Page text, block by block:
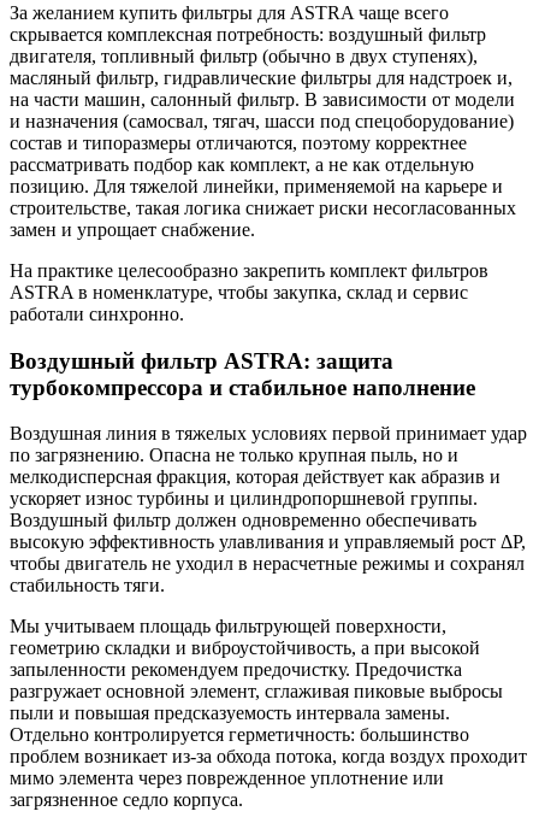
За желанием купить фильтры для ASTRA чаще всего
скрывается комплексная потребность: воздушный фильтр
двигателя, топливный фильтр (обычно в двух ступенях),
масляный фильтр, гидравлические фильтры для надстроек и,
на части машин, салонный фильтр. В зависимости от модели
и назначения (самосвал, тягач, шасси под спецоборудование)
состав и типоразмеры отличаются, поэтому корректнее
рассматривать подбор как комплект, а не как отдельную
позицию. Для тяжелой линейки, применяемой на карьере и
строительстве, такая логика снижает риски несогласованных
замен и упрощает снабжение.
На практике целесообразно закрепить комплект фильтров
ASTRA в номенклатуре, чтобы закупка, склад и сервис
работали синхронно.
Воздушный фильтр ASTRA: защита
турбокомпрессора и стабильное наполнение
Воздушная линия в тяжелых условиях первой принимает удар
по загрязнению. Опасна не только крупная пыль, но и
мелкодисперсная фракция, которая действует как абразив и
ускоряет износ турбины и цилиндропоршневой группы.
Воздушный фильтр должен одновременно обеспечивать
высокую эффективность улавливания и управляемый рост ΔР,
чтобы двигатель не уходил в нерасчетные режимы и сохранял
стабильность тяги.
Мы учитываем площадь фильтрующей поверхности,
геометрию складки и виброустойчивость, а при высокой
запыленности рекомендуем предочистку. Предочистка
разгружает основной элемент, сглаживая пиковые выбросы
пыли и повышая предсказуемость интервала замены.
Отдельно контролируется герметичность: большинство
проблем возникает из-за обхода потока, когда воздух проходит
мимо элемента через поврежденное уплотнение или
загрязненное седло корпуса.